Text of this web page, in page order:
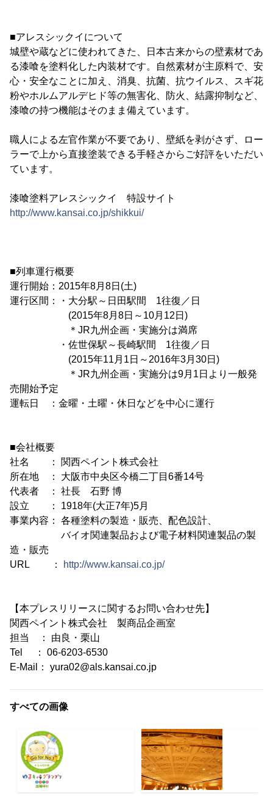
■アレスシックイについて
城壁や蔵などに使われてきた、日本古来からの壁素材であ
る漆喰を塗料化した内装材です。自然素材が主原料で、安
心・安全なことに加え、消臭、抗菌、抗ウイルス、スギ花
粉やホルムアルデヒド等の無害化、防火、結露抑制など、
漆喰の持つ機能はそのまま備えています。
職人による左官作業が不要であり、壁紙を剥がさず、ロー
ラーで上から直接塗装できる手軽さからご好評をいただい
ています。
漆喰塗料アレスシックイ 特設サイト
http://www.kansai.co.jp/shikkui/
■列車運行概要
運行開始：2015年8月8日(土)
運行区間：・大分駅～日田駅間 1往復／日
(2015年8月8日～10月12日)
＊JR九州企画・実施分は満席
・佐世保駅～長崎駅間 1往復／日
(2015年11月1日～2016年3月30日)
＊JR九州企画・実施分は9月1日より一般発
売開始予定
運転日 ：金曜・土曜・休日などを中心に運行
■会社概要
社名 ： 関西ペイント株式会社
所在地 ： 大阪市中央区今橋二丁目6番14号
代表者 ： 社長 石野 博
設立 ： 1918年(大正7年)5月
事業内容： 各種塗料の製造・販売、配色設計、
バイオ関連製品および電子材料関連製品の製
造・販売
URL ：
http://www.kansai.co.jp/
【本プレスリリースに関するお問い合わせ先】
関西ペイント株式会社 製商品企画室
担当 ： 由良・栗山
Tel ： 06-6203-6530
E-Mail： yura02@als.kansai.co.jp
すべての画像